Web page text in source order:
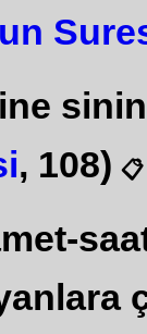
, 108) 📋